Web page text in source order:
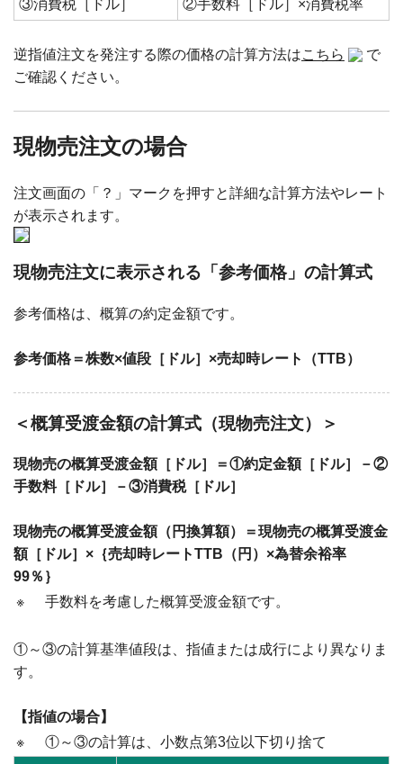
③消費税［ドル］ ②手数料［ドル］×消費税率
逆指値注文を発注する際の価格の計算方法はこちら
で
ご確認ください。
現物売注文の場合
注文画面の「？」マークを押すと詳細な計算方法やレート
が表示されます。
現物売注文に表示される「参考価格」の計算式
参考価格は、概算の約定金額です。
参考価格＝株数×値段［ドル］×売却時レート（TTB）
＜概算受渡金額の計算式（現物売注文）＞
現物売の概算受渡金額［ドル］＝①約定金額［ドル］－②
手数料［ドル］－③消費税［ドル］
現物売の概算受渡金額（円換算額）＝現物売の概算受渡金
額［ドル］×｛売却時レートTTB（円）×為替余裕率
99％｝
※
手数料を考慮した概算受渡金額です。
①～③の計算基準値段は、指値または成行により異なりま
す。
【指値の場合】
※
①～③の計算は、小数点第3位以下切り捨て